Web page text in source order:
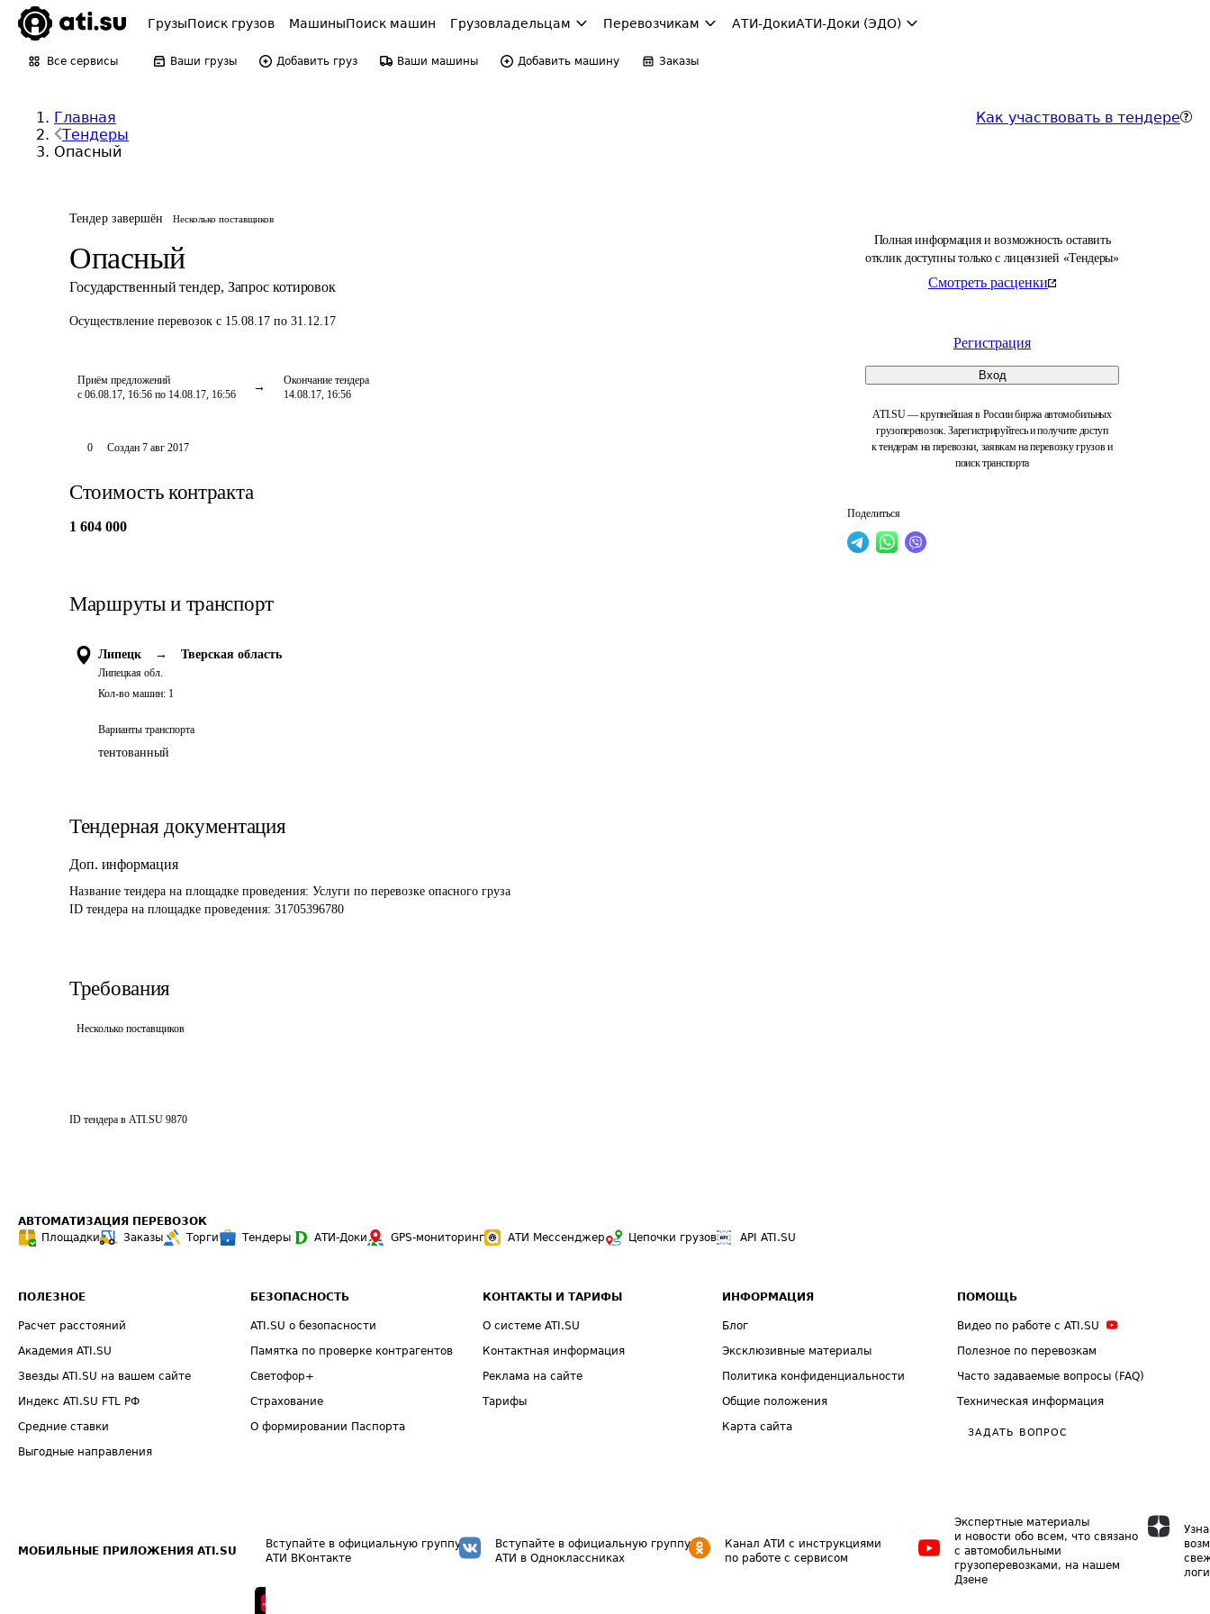
ГрузыПоиск грузов МашиныПоиск машин Грузовладельцам Перевозчикам АТИ-ДокиАТИ-Доки (ЭДО)
Все сервисы Ваши грузы Добавить груз Ваши машины Добавить машину Заказы
Главная
Тендеры
Опасный
Как участвовать в тендере
Тендер завершён Несколько поставщиков
Опасный
Государственный тендер, Запрос котировок
Осуществление перевозок с 15.08.17 по 31.12.17
Приём предложений
с 06.08.17, 16:56 по 14.08.17, 16:56
Окончание тендера
14.08.17, 16:56
Полная информация и возможность оставить
отклик доступны только с лицензией «Тендеры»
Смотреть расценки
Регистрация
Вход
ATI.SU — крупнейшая в России биржа автомобильных
грузоперевозок. Зарегистрируйтесь и получите доступ
к тендерам на перевозки, заявкам на перевозку грузов и
поиск транспорта
Поделиться
0 Создан 7 авг 2017
Стоимость контракта
1 604 000
Маршруты и транспорт
Липецк →
Липецкая обл.
Тверская область
Кол-во машин: 1
Варианты транспорта
тентованный
Тендерная документация
Доп. информация
Название тендера на площадке проведения: Услуги по перевозке опасного груза
ID тендера на площадке проведения: 31705396780
Требования
Несколько поставщиков
ID тендера в ATI.SU 9870
АВТОМАТИЗАЦИЯ ПЕРЕВОЗОК
Площадки
Заказы Торги Тендеры АТИ-Доки GPS-мониторинг АТИ Мессенджер Цепочки грузов API ATI.SU
ПОЛЕЗНОЕ
Расчет расстояний
Академия ATI.SU
Звезды ATI.SU на вашем сайте
Индекс ATI.SU FTL РФ
Средние ставки
Выгодные направления
БЕЗОПАСНОСТЬ
ATI.SU о безопасности
Памятка по проверке контрагентов
Светофор+
Страхование
О формировании Паспорта
КОНТАКТЫ И ТАРИФЫ
О системе ATI.SU
Контактная информация
Реклама на сайте
Тарифы
ИНФОРМАЦИЯ
Блог
Эксклюзивные материалы
Политика конфиденциальности
Общие положения
Карта сайта
ПОМОЩЬ
Видео по работе с ATI.SU
Полезное по перевозкам
Часто задаваемые вопросы (FAQ)
Техническая информация
ЗАДАТЬ ВОПРОС
МОБИЛЬНЫЕ ПРИЛОЖЕНИЯ ATI.SU
Вступайте в официальную группу
АТИ ВКонтакте
Вступайте в официальную группу
АТИ в Одноклассниках
Канал АТИ с инструкциями
по работе с сервисом
Экспертные материалы
и новости обо всем, что связано
с автомобильными
грузоперевозками, на нашем
Дзене